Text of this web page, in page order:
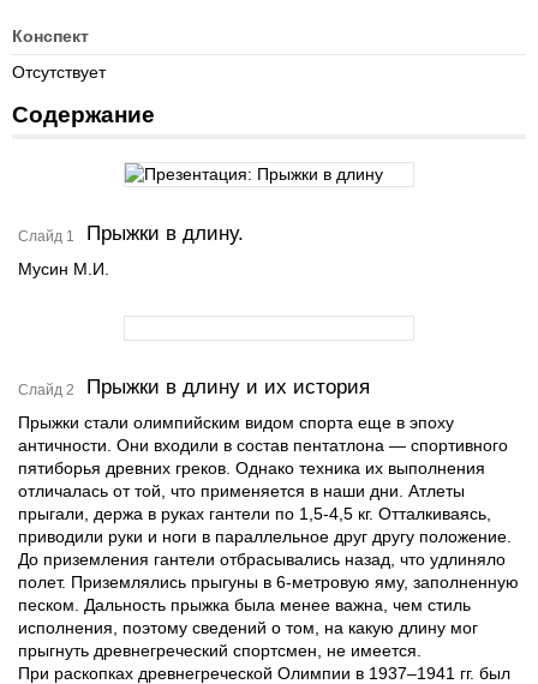
Конспект
Отсутствует
Содержание
Слайд 1 Прыжки в длину.
Мусин М.И.
Слайд 2 Прыжки в длину и их история
Прыжки стали олимпийским видом спорта еще в эпоху
античности. Они входили в состав пентатлона — спортивного
пятиборья древних греков. Однако техника их выполнения
отличалась от той, что применяется в наши дни. Атлеты
прыгали, держа в руках гантели по 1,5-4,5 кг. Отталкиваясь,
приводили руки и ноги в параллельное друг другу положение.
До приземления гантели отбрасывались назад, что удлиняло
полет. Приземлялись прыгуны в 6-метровую яму, заполненную
песком. Дальность прыжка была менее важна, чем стиль
исполнения, поэтому сведений о том, на какую длину мог
прыгнуть древнегреческий спортсмен, не имеется.
При раскопках древнегреческой Олимпии в 1937–1941 гг. был